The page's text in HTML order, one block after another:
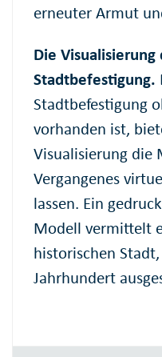
erneuter Armut
Die Visualisierung
Stadtbefestigung.
Stadtbefestigung
vorhanden ist,
Visualisierung die
Vergangenes
lassen. Ein
Modell vermittelt
historischen
Jahrhundert